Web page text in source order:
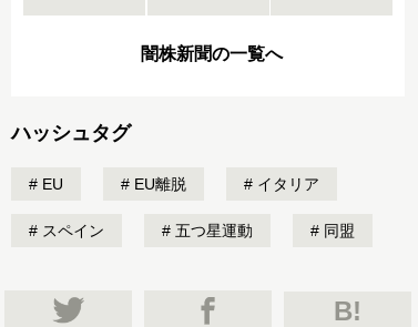
闇株新聞の一覧へ
ハッシュタグ
EU EU離脱 イタリア
スペイン 五つ星運動 同盟
B!